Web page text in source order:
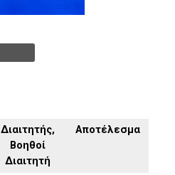
Διαιτητής,
Βοηθοί
Διαιτητή
Αποτέλεσμα